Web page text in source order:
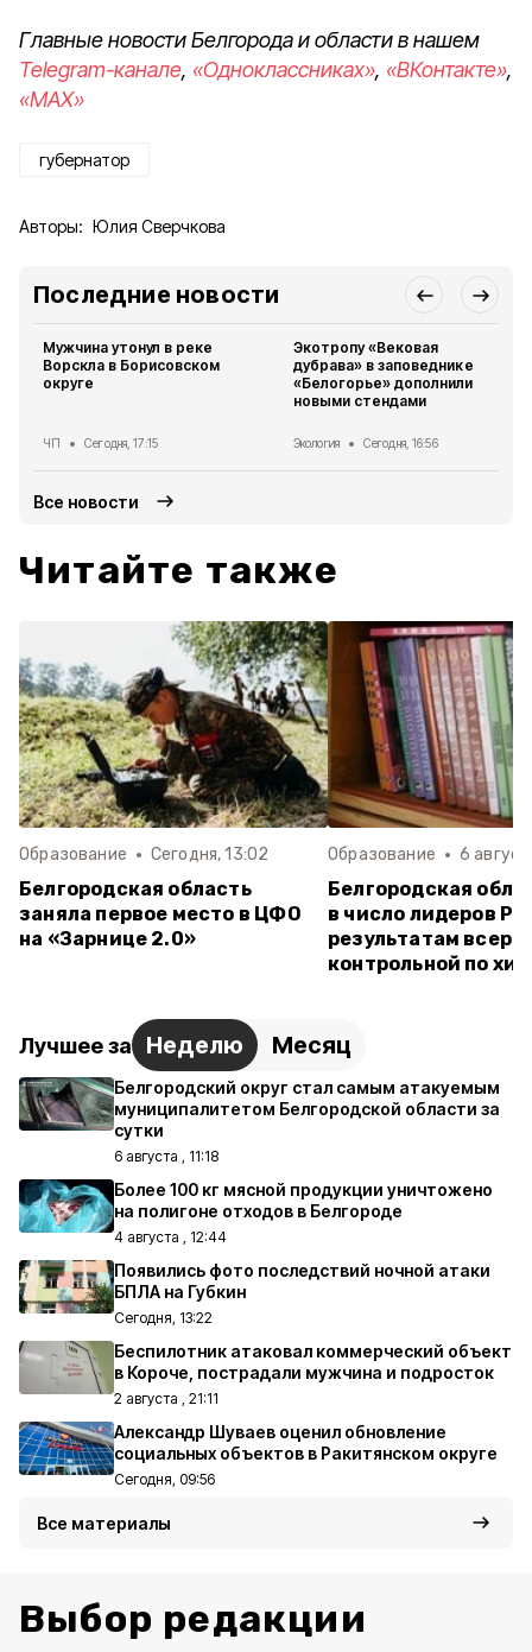
Главные новости Белгорода и области в нашем
Telegram-канале, «Одноклассниках», «ВКонтакте»,
«MAX»
губернатор
Авторы: Юлия Сверчкова
Последние новости
Мужчина утонул в реке
Ворскла в Борисовском
округе
ЧП Сегодня, 17:15
Экотропу «Вековая
дубрава» в заповеднике
«Белогорье» дополнили
новыми стендами
Экология Сегодня, 16:56
Все новости
Читайте также
Образование Сегодня, 13:02
Белгородская область
заняла первое место в ЦФО
на «Зарнице 2.0»
Образование 6
Белгородская
в число лидеров
результатам
контрольной по
Лучшее за Неделю Месяц
Белгородский округ стал самым атакуемым
муниципалитетом Белгородской области за
сутки
6 августа , 11:18
Более 100 кг мясной продукции уничтожено
на полигоне отходов в Белгороде
4 августа , 12:44
Появились фото последствий ночной атаки
БПЛА на Губкин
Сегодня, 13:22
Беспилотник атаковал коммерческий объект
в Короче, пострадали мужчина и подросток
2 августа , 21:11
Александр Шуваев оценил обновление
социальных объектов в Ракитянском округе
Сегодня, 09:56
Все материалы
Выбор редакции